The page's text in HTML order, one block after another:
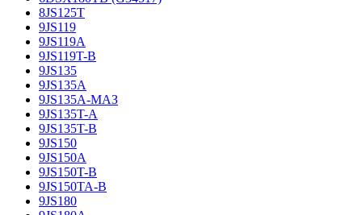
8JS125T
9JS119
9JS119A
9JS119T-B
9JS135
9JS135A
9JS135A-МАЗ
9JS135T-A
9JS135T-B
9JS150
9JS150A
9JS150T-B
9JS150TA-B
9JS180